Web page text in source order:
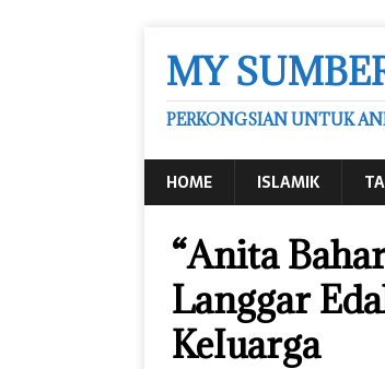
MY
PERKONGSIAN UNTUK
HOME ISLAMIK
“Anita
Langgar
KeIuarga